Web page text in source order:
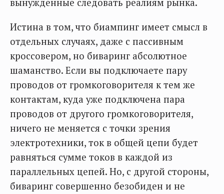
вынужденные следовать реалиям рынка.
Истина в том, что биампинг имеет смысл в
отдельных случаях, даже с пассивным
кроссовером, но биваринг абсолютное
шаманство. Если вы подключаете пару
проводов от громкоговорителя к тем же
контактам, куда уже подключена пара
проводов от другого громкоговорителя,
ничего не меняется с точки зрения
электротехники, ток в общей цепи будет
равняться сумме токов в каждой из
параллельных цепей. Но, с другой стороны,
биваринг совершенно безобиден и не